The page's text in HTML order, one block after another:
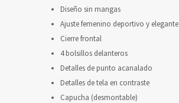
Diseño sin mangas
Ajuste femenino deportivo y elegante
Cierre frontal
4 bolsillos delanteros
Detalles de punto acanalado
Detalles de tela en contraste
Capucha (desmontable)